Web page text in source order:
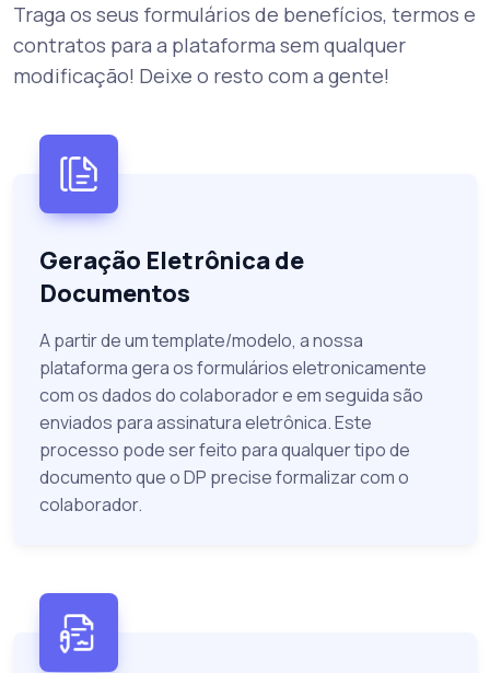
Traga os seus formulários de benefícios, termos e
contratos para a plataforma sem qualquer
modificação! Deixe o resto com a gente!
Geração Eletrônica de
Documentos
A partir de um template/modelo, a nossa
plataforma gera os formulários eletronicamente
com os dados do colaborador e em seguida são
enviados para assinatura eletrônica. Este
processo pode ser feito para qualquer tipo de
documento que o DP precise formalizar com o
colaborador.